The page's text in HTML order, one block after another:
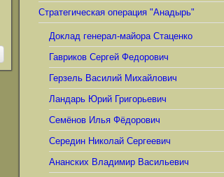
Стратегическая операция "Анадырь"
Доклад генерал-майора Стаценко
Гавриков Сергей Федорович
Герзель Василий Михайлович
Ландарь Юрий Григорьевич
Семёнов Илья Фёдорович
Середин Николай Сергеевич
Ананских Владимир Васильевич